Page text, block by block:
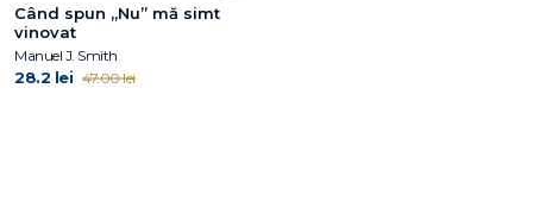
Când spun „Nu” mă simt
vinovat
Manuel J. Smith
28.2 lei 47.00 lei